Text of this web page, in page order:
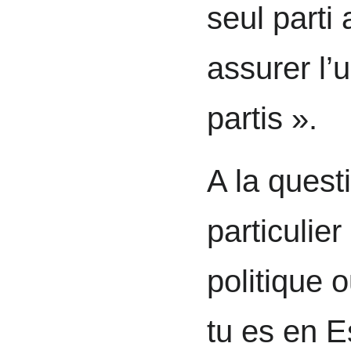
seul parti
assurer
partis ».
A la
politique
tu es en